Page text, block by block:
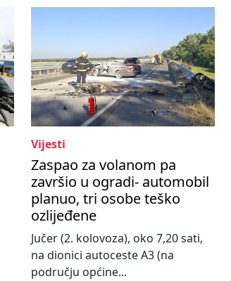
Vijesti
Zaspao za volanom pa
završio u ogradi- automobil
planuo, tri osobe teško
ozlijeđene
Jučer (2. kolovoza), oko 7,20 sati,
na dionici autoceste A3 (na
području općine...